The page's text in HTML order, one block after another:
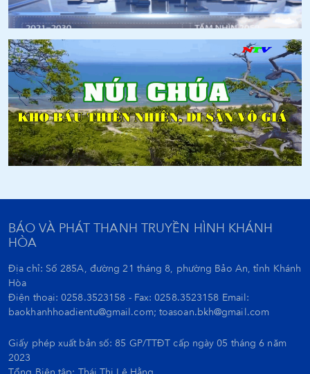
BÁO VÀ PHÁT THANH TRUYỀN HÌNH KHÁNH
HÒA
Địa chỉ: Số 285A, đường 21 tháng 8, phường Bảo An, tỉnh Khánh
Hòa
Điện thoại: 0258.3523158 - Fax: 0258.3523158 Email:
baokhanhhoadientu@gmail.com; toasoan.bkh@gmail.com
Giấy phép xuất bản số: 85 GP/TTĐT cấp ngày 05 tháng 6 năm
2023